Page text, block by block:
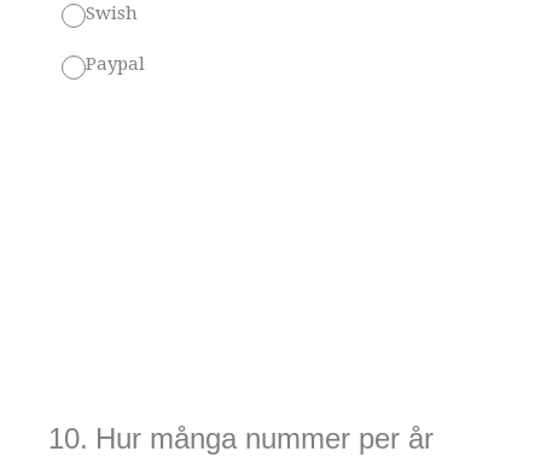
Swish
Paypal
10. Hur många nummer per år